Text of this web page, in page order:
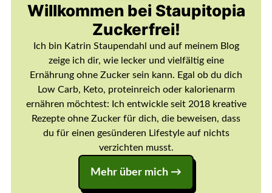
Willkommen bei Staupitopia
Zuckerfrei!
Ich bin Katrin Staupendahl und auf meinem Blog
zeige ich dir, wie lecker und vielfältig eine
Ernährung ohne Zucker sein kann. Egal ob du dich
Low Carb, Keto, proteinreich oder kalorienarm
ernähren möchtest: Ich entwickle seit 2018 kreative
Rezepte ohne Zucker für dich, die beweisen, dass
du für einen gesünderen Lifestyle auf nichts
verzichten musst.
Mehr über mich →